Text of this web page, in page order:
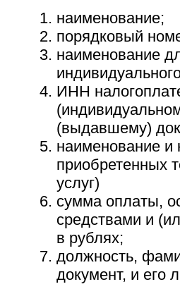
наименование;
порядковый
наименование
ИНН
(выдавшему)
наименование и
приобретенных
услуг)
сумма оплаты,
средствами и
в рублях;
должность,
документ, и его